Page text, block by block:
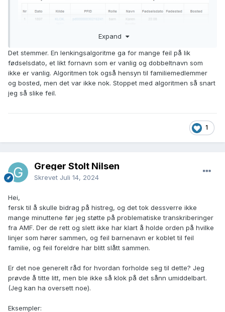
Expand
Det stemmer. En lenkingsalgoritme ga for mange feil på lik
fødselsdato, et likt fornavn som er vanlig og dobbeltnavn som
ikke er vanlig. Algoritmen tok også hensyn til familiemedlemmer
og bosted, men det var ikke nok. Stoppet med algoritmen så snart
jeg så slike feil.
1
Greger Stolt Nilsen
Skrevet Juli 14, 2024
Hei,
fersk til å skulle bidrag på histreg, og det tok dessverre ikke
mange minuttene før jeg støtte på problematiske transkriberinger
fra AMF. Der de rett og slett ikke har klart å holde orden på hvilke
linjer som hører sammen, og feil barnenavn er koblet til feil
familie, og feil foreldre har blitt slått sammen.
Er det noe generelt råd for hvordan forholde seg til dette? Jeg
prøvde å titte litt, men ble ikke så klok på det sånn umiddelbart.
(Jeg kan ha oversett noe).
Eksempler: